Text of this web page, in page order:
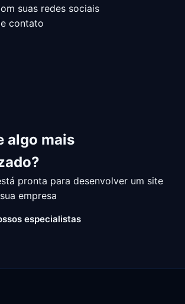
suas redes sociais
contato
algo mais
pronta para desenvolver um site
empresa
especialistas